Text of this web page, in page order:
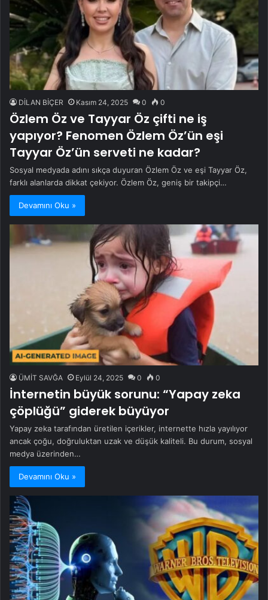
DİLAN BİÇER Kasım 24, 2025 0 0
Özlem Öz ve Tayyar Öz çifti ne iş
yapıyor? Fenomen Özlem Öz’ün eşi
Tayyar Öz’ün serveti ne kadar?
Sosyal medyada adını sıkça duyuran Özlem Öz ve eşi Tayyar Öz,
farklı alanlarda dikkat çekiyor. Özlem Öz, geniş bir takipçi…
Devamını Oku »
ÜMİT SAVĞA Eylül 24, 2025 0 0
İnternetin büyük sorunu: “Yapay zeka
çöplüğü” giderek büyüyor
Yapay zeka tarafından üretilen içerikler, internette hızla yayılıyor
ancak çoğu, doğruluktan uzak ve düşük kaliteli. Bu durum, sosyal
medya üzerinden…
Devamını Oku »